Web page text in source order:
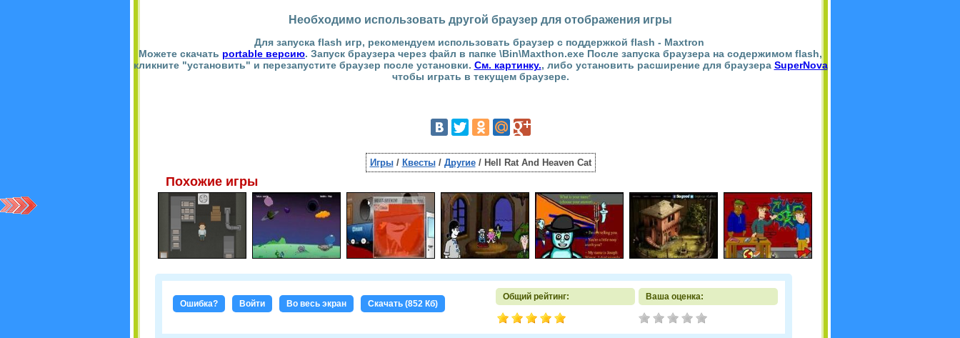
Необходимо использовать другой браузер для отображения игры
Для запуска flash игр, рекомендуем использовать браузер с поддержкой flash - Maxtron
Можете скачать portable версию. Запуск браузера через файл в папке \Bin\Maxthon.exe После запуска браузера на содержимом flash,
кликните "установить" и перезапустите браузер после установки. См. картинку., либо установить расширение для браузера SuperNova
чтобы играть в текущем браузере.
Игры/ Квесты/ Другие/ Hell Rat And Heaven Cat
Похожие игры
Ошибка? Войти Во весь экран Скачать (852 Кб)
Общий рейтинг: Ваша оценка: